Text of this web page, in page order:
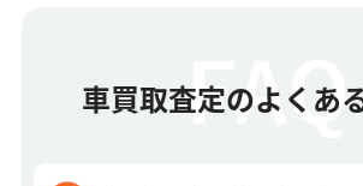
車買取査定のよくあ